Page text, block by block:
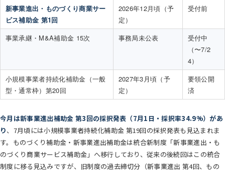
新事業進出・ものづくり商業サー
ビス補助金 第1回
2026年12月頃（予
定）
受付前
事業承継・M&A補助金 15次 事務局未公表
受付中
（〜7/2
4）
小規模事業者持続化補助金（一般
型・通常枠）第20回
2027年3月頃（予
定）
要領公開
済
今月は新事業進出補助金 第3回の採択発表（7月1日・採択率34.9%）があ
り、7月頃には小規模事業者持続化補助金 第19回の採択発表も見込まれま
す。ものづくり補助金・新事業進出補助金は統合新制度「新事業進出・も
のづくり商業サービス補助金」へ移行しており、従来の後続回はこの統合
制度に移る見込みですが、旧制度の過去締切分（新事業進出 第4回、もの